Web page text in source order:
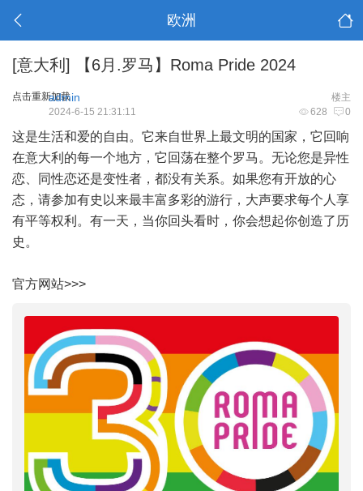
欧洲
[意大利] 【6月.罗马】Roma Pride 2024
点击重新加载 楼主
admin
628 0
2024-6-15 21:31:11
这是生活和爱的自由。它来自世界上最文明的国家，它回响
在意大利的每一个地方，它回荡在整个罗马。无论您是异性
恋、同性恋还是变性者，都没有关系。如果您有开放的心
态，请参加有史以来最丰富多彩的游行，大声要求每个人享
有平等权利。有一天，当你回头看时，你会想起你创造了历
史。
官方网站>>>